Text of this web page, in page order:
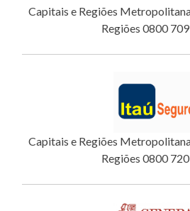
Capitais e Regiões
Regiões 0800
Capitais e Regiões
Regiões 0800